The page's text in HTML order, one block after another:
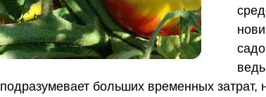
подразумевает больших временных затрат,